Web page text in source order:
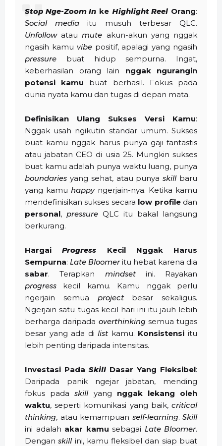
Stop Nge-Zoom In ke Highlight Reel Orang:
Social media itu musuh terbesar QLC.
Unfollowataumute akun-akun yang nggak
ngasih kamu vibepositif, apalagi yang ngasih
pressure buat hidup sempurna. Ingat,
keberhasilan orang lain nggak ngurangin
potensi kamu buat berhasil. Fokus pada
dunia nyata kamu dan tugas di depan mata.
Definisikan Ulang Sukses Versi Kamu:
Nggak usah ngikutin standar umum. Sukses
buat kamu nggak harus punya gaji fantastis
atau jabatan CEO di usia 25. Mungkin sukses
buat kamu adalah punya waktu luang, punya
boundaries yang sehat, atau punyaskillbaru
yang kamu happyngerjain-nya. Ketika kamu
mendefinisikan sukses secara low profiledan
personal, pressure QLC itu bakal langsung
berkurang.
HargaiProgress Kecil Nggak Harus
Sempurna: Late Bloomeritu hebat karena dia
sabar. Terapkan mindsetini. Rayakan
progress kecil kamu. Kamu nggak perlu
ngerjain semua projectbesar sekaligus.
Ngerjain satu tugas kecil hari ini itu jauh lebih
berharga daripada overthinking semua tugas
besar yang ada dilistkamu. Konsistensi itu
lebih penting daripada intensitas.
Investasi Pada Skill Dasar Yang Fleksibel:
Daripada panik ngejar jabatan, mending
fokus padaskillyang nggak lekang oleh
waktu, seperti komunikasi yang baik, critical
thinking, atau kemampuan self-learning. Skill
ini adalah akar kamu sebagai Late Bloomer.
Denganskillini, kamu fleksibel dan siap buat